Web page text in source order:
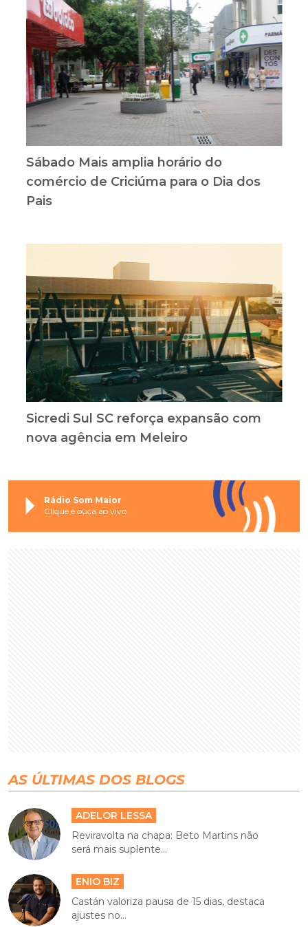
Sábado Mais amplia horário do
comércio de Criciúma para o Dia dos
Pais
Sicredi Sul SC reforça expansão com
nova agência em Meleiro
Rádio Som Maior
Clique e ouça ao vivo
AS ÚLTIMAS DOS BLOGS
ADELOR LESSA
Reviravolta na chapa: Beto Martins não
será mais suplente...
ENIO BIZ
Castán valoriza pausa de 15 dias, destaca
ajustes no...